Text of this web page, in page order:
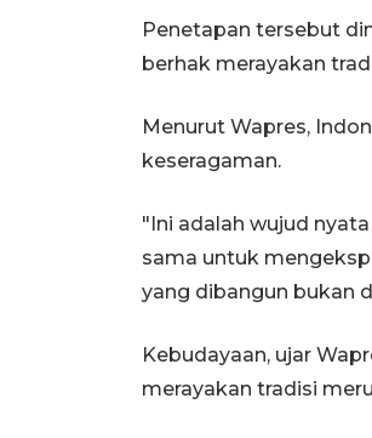
Penetapan tersebut
berhak merayakan
Menurut Wapres,
keseragaman.
"Ini adalah wujud
sama untuk
yang dibangun bukan
Kebudayaan, ujar
merayakan tradisi